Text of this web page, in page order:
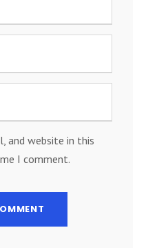
and website in this
I comment.